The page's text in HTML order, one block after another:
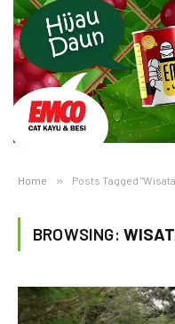
Home » Posts Tagged
BROWSING: